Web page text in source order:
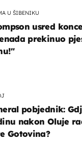
U ŠIBENIKU
usred
prekinuo
pobjednik:
nakon Oluje
Gotovina?